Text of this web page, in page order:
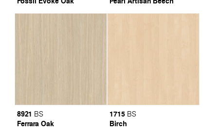
8921 BS
Ferrara Oak
1715 BS
Birch